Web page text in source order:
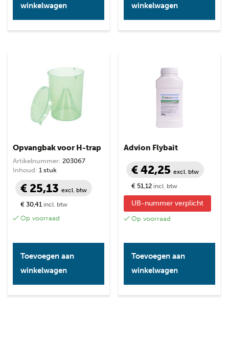
winkelwagen
winkelwagen
Opvangbak voor H-trap
Artikelnummer: 203067
Inhoud: 1 stuk
€ 25,13 excl. btw
€ 30,41 incl. btw
Op voorraad
Toevoegen aan
winkelwagen
Advion Flybait
€ 42,25excl. btw
€ 51,12 incl. btw
UB-nummer verplicht
Op voorraad
Toevoegen aan
winkelwagen